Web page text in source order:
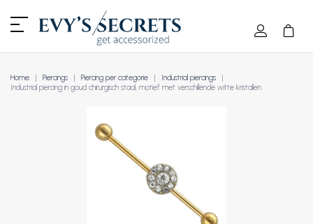
Home Piercings Piercing per categorie
Industrial piercings
Industrial piercing in goud chirurgisch staal, motief met verschillende witte kristallen